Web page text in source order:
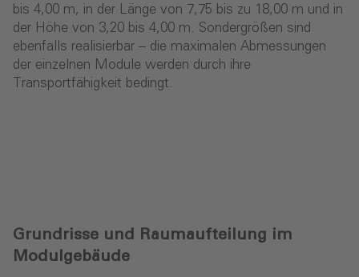
bis 4,00 m, in der Länge von 7,75 bis zu 18,00 m und in
der Höhe von 3,20 bis 4,00 m. Sondergrößen sind
ebenfalls realisierbar – die maximalen Abmessungen
der einzelnen Module werden durch ihre
Transportfähigkeit bedingt.
Grundrisse und Raumaufteilung im
Modulgebäude